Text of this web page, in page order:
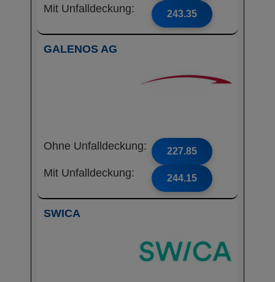
Mit Unfalldeckung: 243.35
GALENOS AG
Ohne Unfalldeckung: 227.85
Mit Unfalldeckung: 244.15
SWICA